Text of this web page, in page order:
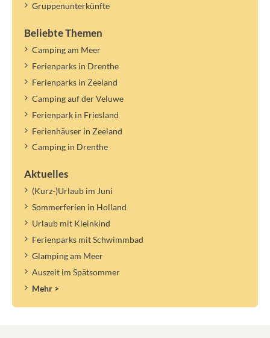
Gruppenunterkünfte
Beliebte Themen
Camping am Meer
Ferienparks in Drenthe
Ferienparks in Zeeland
Camping auf der Veluwe
Ferienpark in Friesland
Ferienhäuser in Zeeland
Camping in Drenthe
Aktuelles
(Kurz-)Urlaub im Juni
Sommerferien in Holland
Urlaub mit Kleinkind
Ferienparks mit Schwimmbad
Glamping am Meer
Auszeit im Spätsommer
Mehr >